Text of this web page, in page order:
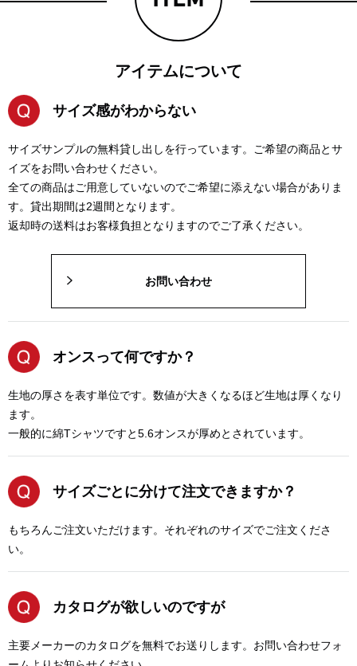
アイテムについて
サイズ感がわからない
サイズサンプルの無料貸し出しを行っています。ご希望の商品とサ
イズをお問い合わせください。
全ての商品はご用意していないのでご希望に添えない場合がありま
す。貸出期間は2週間となります。
返却時の送料はお客様負担となりますのでご了承ください。
お問い合わせ
オンスって何ですか？
生地の厚さを表す単位です。数値が大きくなるほど生地は厚くなり
ます。
一般的に綿Tシャツですと5.6オンスが厚めとされています。
サイズごとに分けて注文できますか？
もちろんご注文いただけます。それぞれのサイズでご注文くださ
い。
カタログが欲しいのですが
主要メーカーのカタログを無料でお送りします。お問い合わせフォ